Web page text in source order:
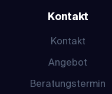
Kontakt
Kontakt
Angebot
Beratungstermin